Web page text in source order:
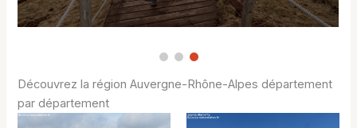
Découvrez la région Auvergne-Rhône-Alpes département
par département